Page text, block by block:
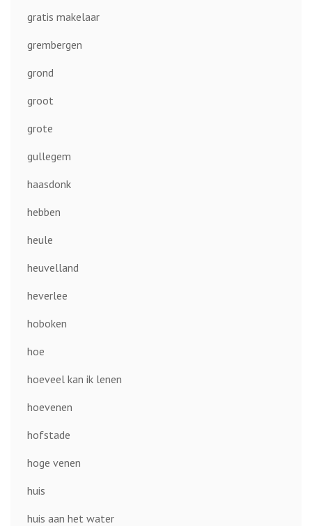
gratis makelaar
grembergen
grond
groot
grote
gullegem
haasdonk
hebben
heule
heuvelland
heverlee
hoboken
hoe
hoeveel kan ik lenen
hoevenen
hofstade
hoge venen
huis
huis aan het water